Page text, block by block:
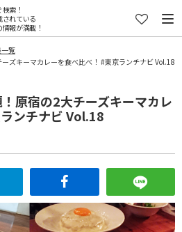
索！
されている
報が満載！
覧
ーズキーマカレーを食べ比べ！ #東京ランチナビ Vol.18
！原宿の2大チーズキーマカレ
ンチナビ Vol.18